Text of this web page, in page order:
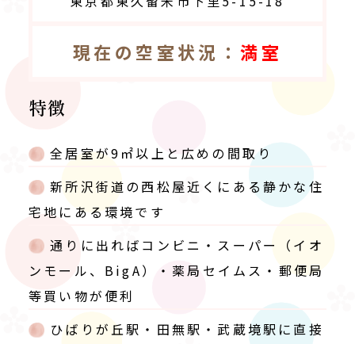
現在の空室状況：満室
特徴
全居室が9㎡以上と広めの間取り
新所沢街道の西松屋近くにある静かな住
宅地にある環境です
通りに出ればコンビニ・スーパー（イオ
ンモール、BigA）・薬局セイムス・郵便局
等買い物が便利
ひばりが丘駅・田無駅・武蔵境駅に直接